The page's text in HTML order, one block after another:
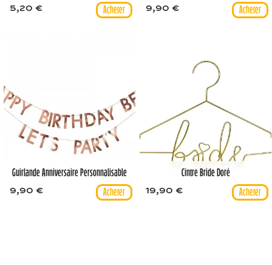
5,20 € 9,90 €
Guirlande Anniversaire Personnalisable
9,90 €
Cintre Bride Doré
19,90 €